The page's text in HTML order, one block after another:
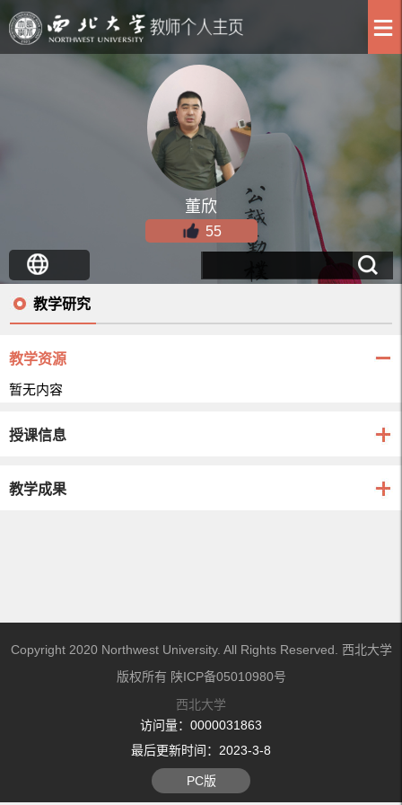
董欣
55
教学研究
教学资源
暂无内容
授课信息
教学成果
Copyright 2020 Northwest University. All Rights Reserved. 西北大学
版权所有 陕ICP备05010980号
西北大学
访问量： 0000031863
最后更新时间： 2023-3-8
PC版